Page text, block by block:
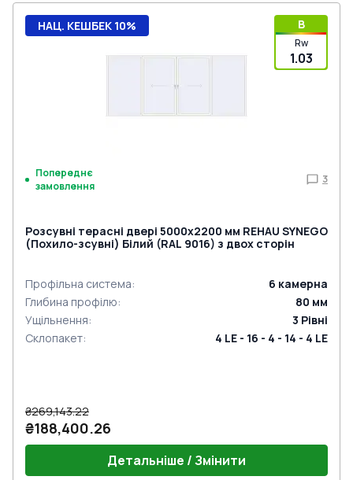
B
Rw
1.03
НАЦ. КЕШБЕК 10%
Попереднє
замовлення
3
Розсувні терасні двері 5000x2200 мм REHAU SYNEGO
(Похило-зсувні) Білий (RAL 9016) з двох сторін
Профільна система: 6 камерна
Глибина профілю: 80 мм
Ущільнення: 3 Рівні
Склопакет: 4 LE - 16 - 4 - 14 - 4 LE
₴269,143.22
₴188,400.26
Детальніше / Змінити